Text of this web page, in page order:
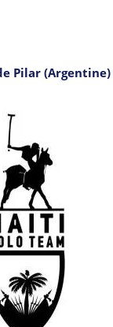
Pilar (Argentine)